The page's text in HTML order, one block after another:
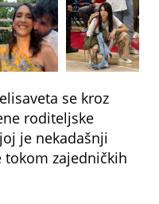
se kroz
roditeljske
je nekadašnji
zajedničkih